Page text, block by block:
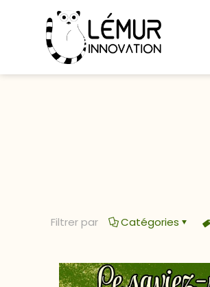
Filtrer par Catégories